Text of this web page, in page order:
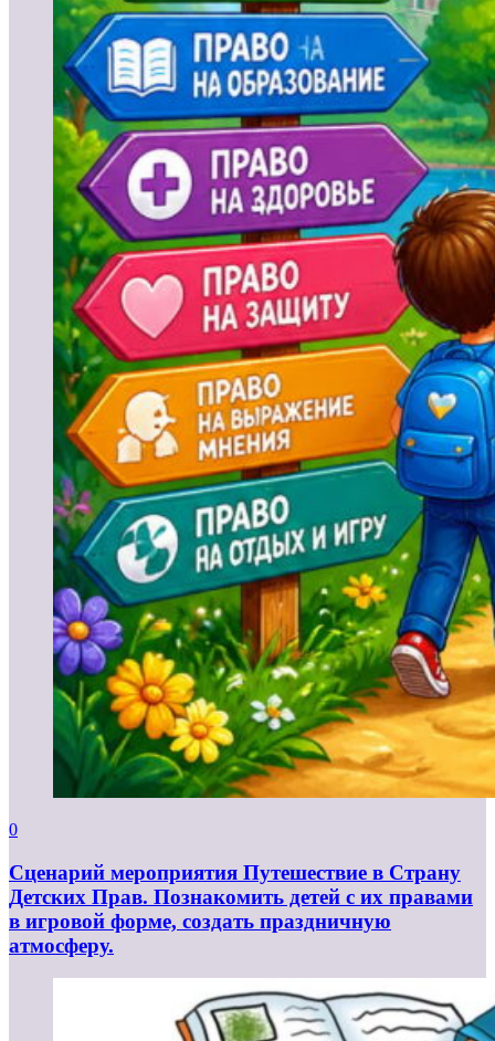
0
Сценарий мероприятия Путешествие в Страну
Детских Прав. Познакомить детей с их правами
в игровой форме, создать праздничную
атмосферу.